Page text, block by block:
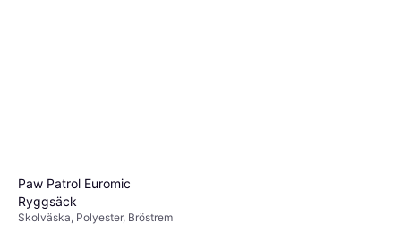
Paw Patrol Euromic
Ryggsäck
Skolväska, Polyester, Bröstrem